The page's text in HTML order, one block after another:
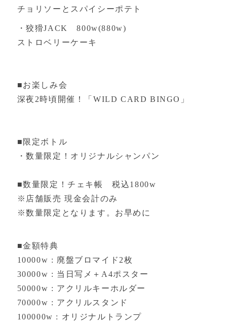
チョリソーとスパイシーポテト
・狡猾JACK 800w(880w)
ストロベリーケーキ
■お楽しみ会
深夜2時頃開催！「WILD CARD BINGO」
■限定ボトル
・数量限定！オリジナルシャンパン
■数量限定！チェキ帳 税込1800w
※店舗販売 現金会計のみ
※数量限定となります。お早めに
■金額特典
10000w : 廃盤ブロマイド2枚
30000w : 当日写メ＋A4ポスター
50000w : アクリルキーホルダー
70000w : アクリルスタンド
100000w : オリジナルトランプ